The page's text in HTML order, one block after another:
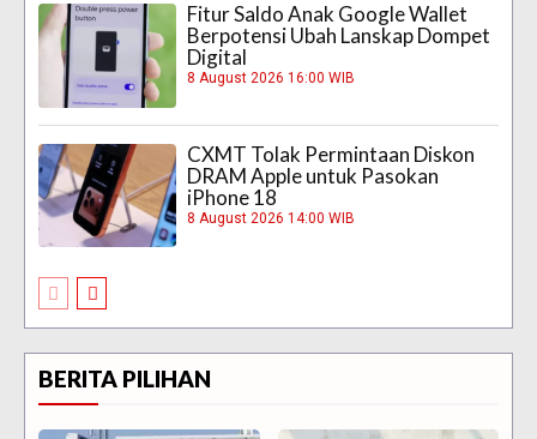
Fitur Saldo Anak Google Wallet
Berpotensi Ubah Lanskap Dompet
Digital
8 August 2026 16:00 WIB
CXMT Tolak Permintaan Diskon
DRAM Apple untuk Pasokan
iPhone 18
8 August 2026 14:00 WIB
BERITA PILIHAN